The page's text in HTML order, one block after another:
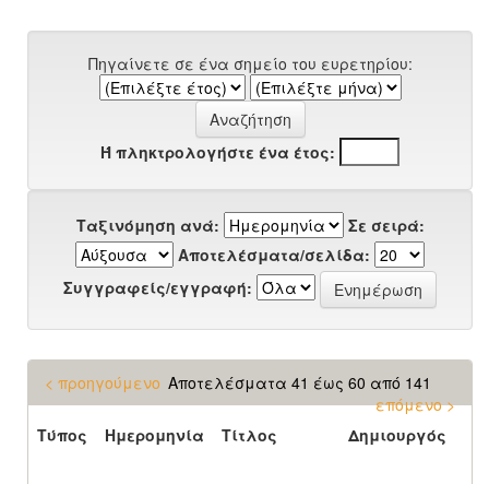
Πηγαίνετε σε ένα σημείο του ευρετηρίου:
Ή πληκτρολογήστε ένα έτος:
Ταξινόμηση ανά:
Σε σειρά:
Αποτελέσματα/σελίδα:
Συγγραφείς/εγγραφή:
Αποτελέσματα 41 έως 60 από 141
< προηγούμενο
επόμενο >
Τύπος
Ημερομηνία Τίτλος Δημιουργός